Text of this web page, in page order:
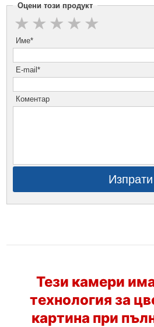
Оцени този продукт
Име*
E-mail*
Коментар
Изпрати
Тези камери
технология за
картина при